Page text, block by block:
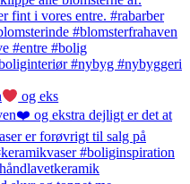
og eks